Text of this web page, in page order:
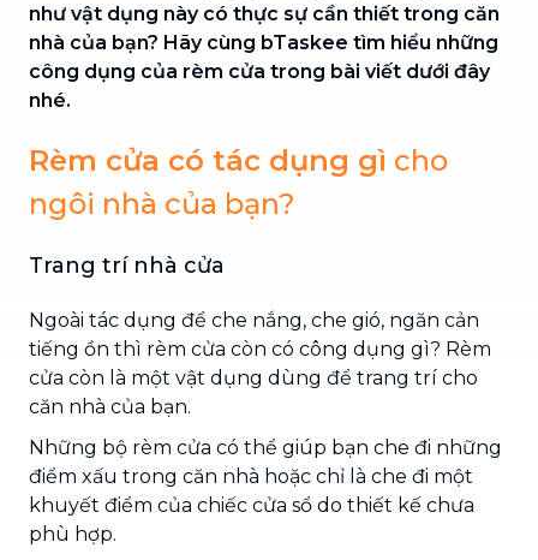
như vật dụng này có thực sự cần thiết trong căn
nhà của bạn? Hãy cùng bTaskee tìm hiểu những
công dụng của rèm cửa trong bài viết dưới đây
nhé.
Rèm cửa có tác dụng gì cho
ngôi nhà của bạn?
Trang trí nhà cửa
Ngoài tác dụng để che nắng, che gió, ngăn cản
tiếng ồn thì rèm cửa còn có công dụng gì? Rèm
cửa còn là một vật dụng dùng để trang trí cho
căn nhà của bạn.
Những bộ rèm cửa có thể giúp bạn che đi những
điểm xấu trong căn nhà hoặc chỉ là che đi một
khuyết điểm của chiếc cửa sổ do thiết kế chưa
phù hợp.